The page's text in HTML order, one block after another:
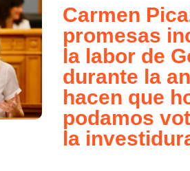
Carmen
promesas
la labor de
durante la
hacen que
podamos
la